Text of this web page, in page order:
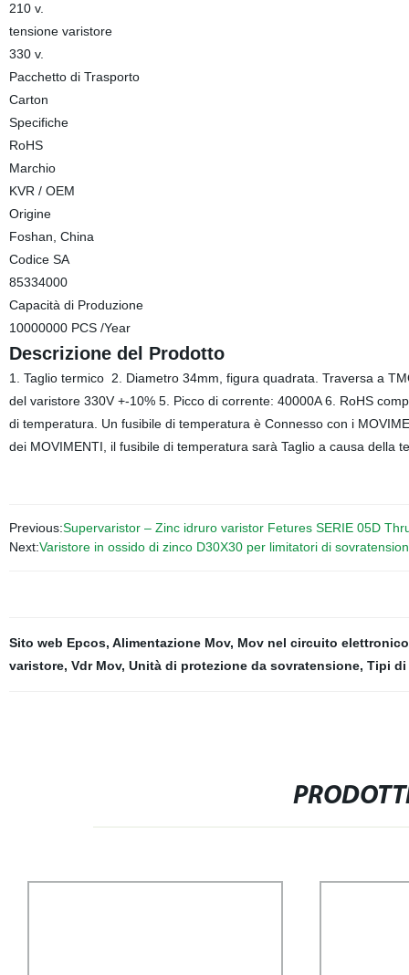
210 v.
tensione varistore
330 v.
Pacchetto di Trasporto
Carton
Specifiche
RoHS
Marchio
KVR / OEM
Origine
Foshan, China
Codice SA
85334000
Capacità di Produzione
10000000 PCS /Year
Descrizione del Prodotto
1. Taglio termico 2. Diametro 34mm, figura quadrata. Traversa a
del varistore 330V +-10% 5. Picco di corrente: 40000A 6. RoHS
di temperatura. Un fusibile di temperatura è Connesso con i
dei MOVIMENTI, il fusibile di temperatura sarà Taglio a causa della
Previous:Supervaristor – Zinc idruro varistor Fetures SERIE 05D
Next:Varistore in ossido di zinco D30X30 per limitatori di
Sito web Epcos, Alimentazione Mov, Mov nel circuito elettronico
varistore, Vdr Mov, Unità di protezione da sovratensione, Tipi di